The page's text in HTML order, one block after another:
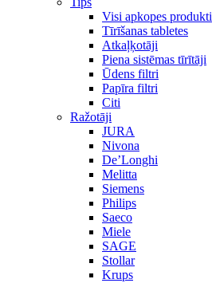
Visi apkopes produkti
Tīrīšanas tabletes
Atkaļķotāji
Piena sistēmas tīrītāji
Ūdens filtri
Papīra filtri
Citi
Ražotāji
JURA
Nivona
De’Longhi
Melitta
Siemens
Philips
Saeco
Miele
SAGE
Stollar
Krups